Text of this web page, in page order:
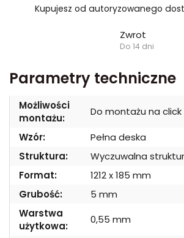
Kupujesz od autoryzowanego
Zwrot
Do 14 dni
Parametry techniczne
Możliwości
montażu:
Do montażu na click
Wzór:
Pełna deska
Struktura:
Wyczuwalna
Format:
1212 x 185 mm
Grubość:
5 mm
Warstwa
użytkowa:
0,55 mm